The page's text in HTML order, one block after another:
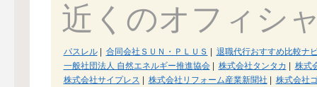
近くのオフィシ
パスレル| 合同会社ＳＵＮ・ＰＬＵＳ | 退職代行おすすめ比較ナ
一般社団法人 自然エネルギー推進協会| 株式会社タンタカ | 株式
株式会社サイプレス | 株式会社リフォーム産業新聞社 | 株式会社